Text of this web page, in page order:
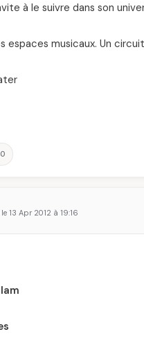
à le suivre dans son
espaces musicaux. Un
0
le 13 Apr 2012 à 19:16